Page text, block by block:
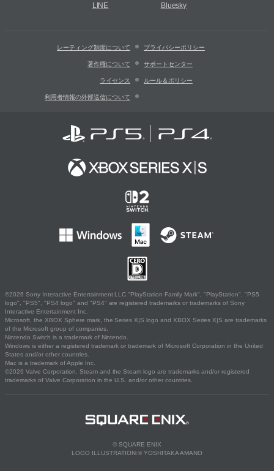
LINE Bluesky
レーティング制度について プライバシーポリシー
著作権について サポートセンター
ライセンス ルール＆ポリシー
利用者情報の外部送信について
©2026 Sony Interactive Entertainment LLC."PlayStation Family Mark", "PlayStation", "PS5
logo", "PS5", "PS4 logo" and "PS4" are registered trademarks or trademarks of Sony
Interactive Entertainment Inc.
Microsoft, the XBOX Sphere mark, the Series X|S logo and XBOX Series X|S are trademarks
of the Microsoft group of companies.
Nintendo Switch is a trademark of Nintendo.
Windows is either a registered trademark or trademark of Microsoft Corporation in the United
States and/or other countries.
Mac is a trademark of Apple Inc.
©2026 Valve Corporation. Steam and the Steam logo are trademarks and/or registered
trademarks of Valve Corporation in the U.S. and/or other countries.
© SQUARE ENIX
LOGO ILLUSTRATION:© YOSHITAKA AMANO